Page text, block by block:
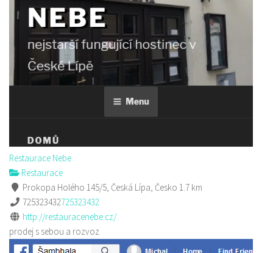
Restaurace Nebe
Restaurace
Prokopa Holého 145/5, Česká Lípa, Česko 1.7 km
725323432725323432
http://restauracenebe.cz/
prodej s sebou a rozvoz